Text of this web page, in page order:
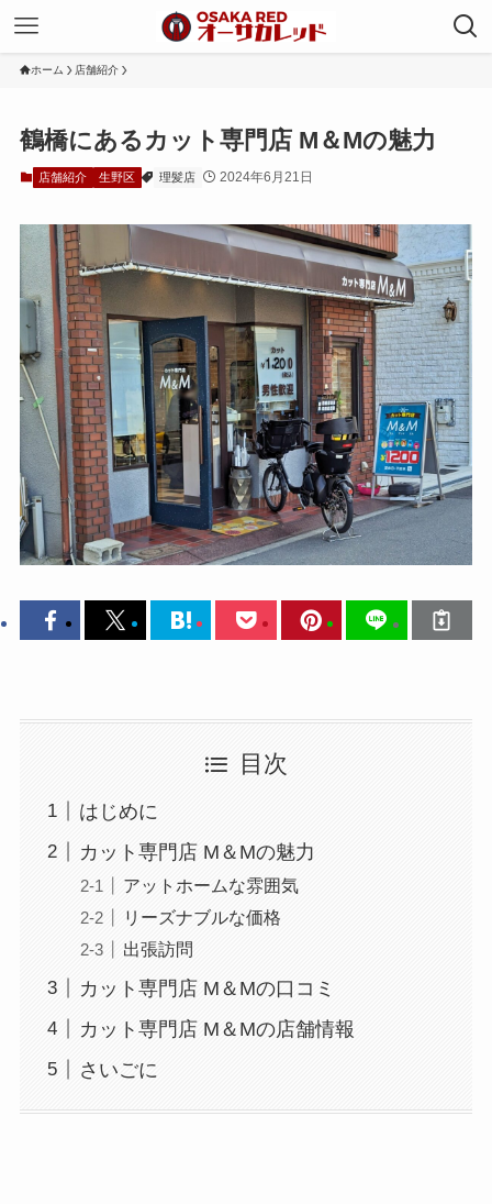
ホーム 店舗紹介
鶴橋にあるカット専門店 M＆Mの魅力
店舗紹介 生野区 理髪店 2024年6月21日
目次
はじめに
カット専門店 M＆Mの魅力
アットホームな雰囲気
リーズナブルな価格
出張訪問
カット専門店 M＆Mの口コミ
カット専門店 M＆Mの店舗情報
さいごに